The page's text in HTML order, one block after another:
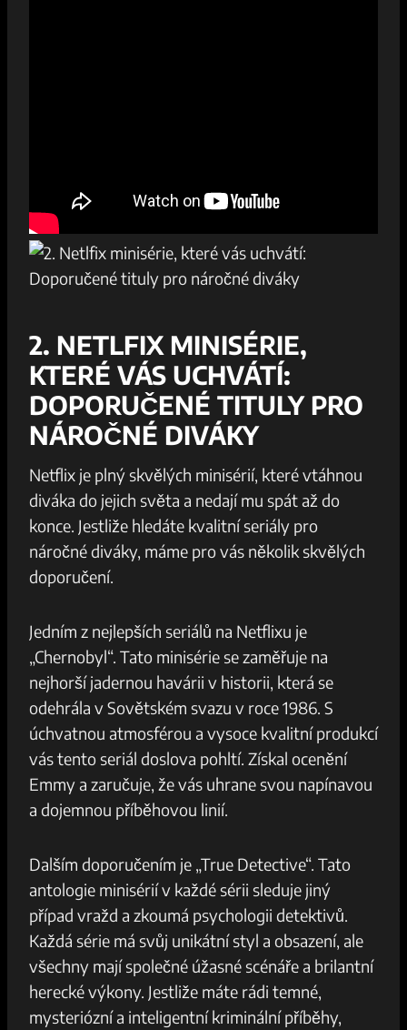
2. NETLFIX MINISÉRIE,
KTERÉ VÁS UCHVÁTÍ:
DOPORUČENÉ TITULY PRO
NÁROČNÉ DIVÁKY
Netflix je plný skvělých minisérií, které vtáhnou
diváka do jejich světa a nedají mu spát až do
konce. Jestliže hledáte kvalitní seriály pro
náročné diváky, máme pro vás několik skvělých
doporučení.
Jedním z nejlepších seriálů na Netflixu je
„Chernobyl“. Tato minisérie se zaměřuje na
nejhorší jadernou havárii v historii, která se
odehrála v Sovětském svazu v roce 1986. S
úchvatnou atmosférou a vysoce kvalitní produkcí
vás tento seriál doslova pohltí. Získal ocenění
Emmy a zaručuje, že vás uhrane svou napínavou
a dojemnou příběhovou linií.
Dalším doporučením je „True Detective“. Tato
antologie minisérií v každé sérii sleduje jiný
případ vražd a zkoumá psychologii detektivů.
Každá série má svůj unikátní styl a obsazení, ale
všechny mají společné úžasné scénáře a brilantní
herecké výkony. Jestliže máte rádi temné,
mysteriózní a inteligentní kriminální příběhy,